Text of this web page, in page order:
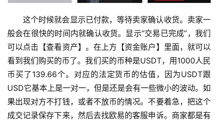
这个时候就会显示已付款，等待卖家确认收货。卖家一
般会在很快的时间内就确认收货。显示“交易已完成”，我们
可以点击【查看资产】。在上方【资金账户】里面，就可以
看到我们购买的币了。我们买的币种是USDT，用1000人民
币买了139.66个。对应的法定货币的估值，因为USDT跟
USD它基本上是一对一，但是还是会有一些微小的波动。如
果出现对方不打钱，或者不放币的情况。不要着急，把这个
成交记录保存下来，然后去找欧易的客服申诉。商家都是有